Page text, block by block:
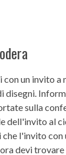
un invito a
disegni.
sulla
dell'invito al
che l'invito
devi trovare